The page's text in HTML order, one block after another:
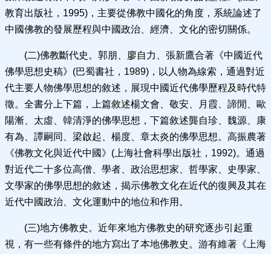
教育出版社，1995)，主要從佛教中國化的角度，系統論述了
中國佛教的發展歷程與中國政治、經濟、文化的密切關係。
(二)佛教斷代史。郭朋、廖自力、張新鷹合著《中國近代
佛學思想史稿》(巴蜀書社，1989)，以人物為線索，通過對近
代主要人物佛學思想的敘述，展現中國近代佛學歷程及時代特
徵。全書分上下篇，上篇敘述楊文會、敬安、月霞、諦閒、歐
陽漸、太虛、韓清淨的佛學思想，下篇敘述龔自珍、魏源、康
有為、譚嗣同、梁啟起、楊度、章太炎的佛學思想。高振農著
《佛教文化與近代中國》(上海社會科學出版社，1992)。通過
對近代二十多位高僧、學者、政治思想家、哲學家、史學家、
文學家的佛學思想的敘述，揭示佛教文化在近代的復興及其在
近代中國政治、文化運動中的地位和作用。
(三)地方佛教史。近年來地方佛教史的研究逐步引起重
視，有一些有條件的地方寫出了本地佛教史。游有維著《上海